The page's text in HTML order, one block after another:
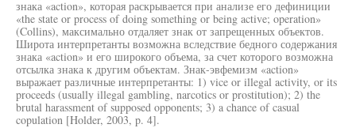
знака «action», которая раскрывается при анализе его дефиниции
«the state or process of doing something or being active; operation»
(Collins), максимально отдаляет знак от запрещенных объектов.
Широта интерпретанты возможна вследствие бедного содержания
знака «action» и его широкого объема, за счет которого возможна
отсылка знака к другим объектам. Знак-эвфемизм «action»
выражает различные интерпретанты: 1) vice or illegal activity, or its
proceeds (usually illegal gambling, narcotics or prostitution); 2) the
brutal harassment of supposed opponents; 3) a chance of casual
copulation [Holder, 2003, p. 4].